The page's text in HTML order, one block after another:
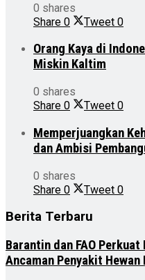
0 shares
Share 0 Tweet 0
Orang Kaya di
Miskin Kaltim
0 shares
Share 0 Tweet 0
Memperjuangkan
dan Ambisi
0 shares
Share 0 Tweet 0
Berita Terbaru
Barantin dan FAO
Ancaman Penyakit